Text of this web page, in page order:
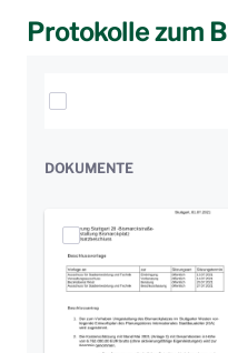
Protokolle zum
Elemente auswählen
DOKUMENTE